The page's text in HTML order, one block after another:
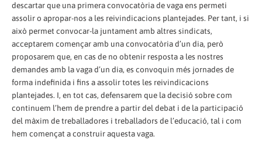
descartar que una primera convocatòria de vaga ens permeti
assolir o apropar-nos a les reivindicacions plantejades. Per tant, i si
això permet convocar-la juntament amb altres sindicats,
acceptarem començar amb una convocatòria d’un dia, però
proposarem que, en cas de no obtenir resposta a les nostres
demandes amb la vaga d’un dia, es convoquin més jornades de
forma indefinida i fins a assolir totes les reivindicacions
plantejades. I, en tot cas, defensarem que la decisió sobre com
continuem l’hem de prendre a partir del debat i de la participació
del màxim de treballadores i treballadors de l’educació, tal i com
hem començat a construir aquesta vaga.